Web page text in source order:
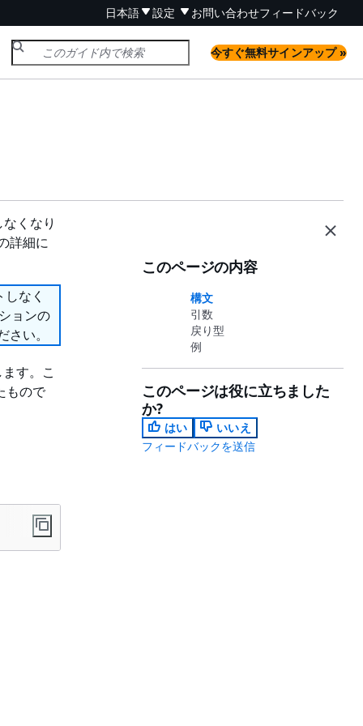
日本語 設定 お問い合わせフィードバック
今すぐ無料サインアップ »
くなり
詳細に
なく
ョンの
さい。
す。こ
もので
このページの内容
構文
引数
戻り型
例
このページは役に立ちました
か?
はい
いいえ
フィードバックを送信